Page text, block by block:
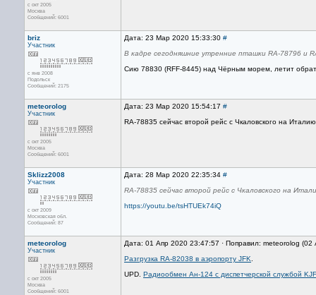
с окт 2005
Москва
Сообщений: 6001
briz
Участник
с янв 2008
Подольск
Сообщений: 2175
Дата: 23 Мар 2020 15:33:30 #
В кадре сегодняшние утренние пташки RA-78796 и
Сию 78830 (RFF-8445) над Чёрным морем, летит
meteorolog
Участник
с окт 2005
Москва
Сообщений: 6001
Дата: 23 Мар 2020 15:54:17 #
RA-78835 сейчас второй рейс с Чкаловского на
Sklizz2008
Участник
с окт 2009
Московская обл.
Сообщений: 87
Дата: 28 Мар 2020 22:35:34 #
RA-78835 сейчас второй рейс с Чкаловского на
https://youtu.be/tsHTUEk74iQ
meteorolog
Участник
с окт 2005
Москва
Сообщений: 6001
Дата: 01 Апр 2020 23:47:57 · Поправил: meteorolog
Разгрузка RA-82038 в аэропорту JFK
UPD. Радиообмен Ан-124 с диспетчерской службой